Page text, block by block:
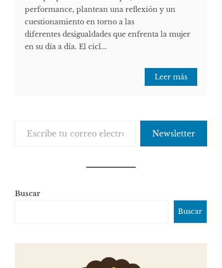
performance, plantean una reflexión y un
cuestionamiento en torno a las
diferentes desigualdades que enfrenta la mujer
en su día a día. El cicl...
Leer más
Newsletter
Buscar
Buscar